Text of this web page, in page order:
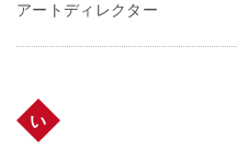
アートディレクター
い